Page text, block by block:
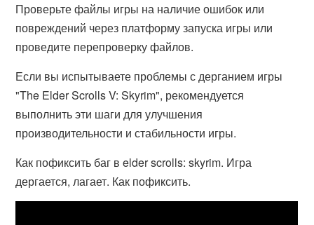
Проверьте файлы игры на наличие ошибок или
повреждений через платформу запуска игры или
проведите перепроверку файлов.
Если вы испытываете проблемы с дерганием игры
"The Elder Scrolls V: Skyrim", рекомендуется
выполнить эти шаги для улучшения
производительности и стабильности игры.
Как пофиксить баг в elder scrolls: skyrim. Игра
дергается, лагает. Как пофиксить.